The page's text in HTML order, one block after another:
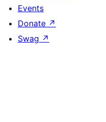
Events
Donate ↗
Swag ↗